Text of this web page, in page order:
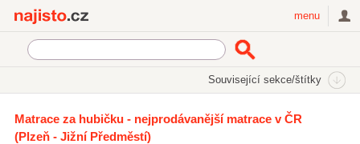
menu
Související sekce/štítky
pěnové matrace(154)
Matrace za hubičku - nejprodávanější matrace v ČR
(Plzeň - Jižní Předměstí)